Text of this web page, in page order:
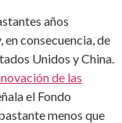
años
consecuencia, de
Unidos y China.
de las
el Fondo
menos que